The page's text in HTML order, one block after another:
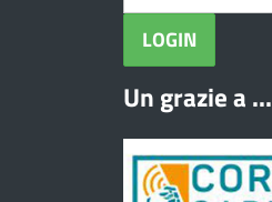
Un grazie a ...